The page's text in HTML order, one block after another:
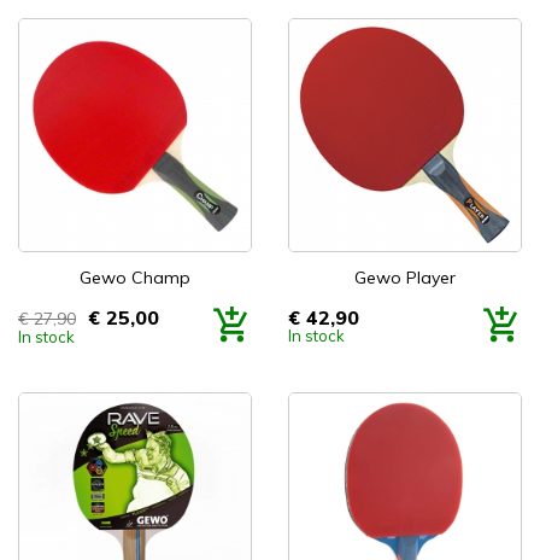
Gewo Champ
Prijs
€ 27,90 € 25,00
In stock
Gewo Player
Prijs
€ 42,90
In stock